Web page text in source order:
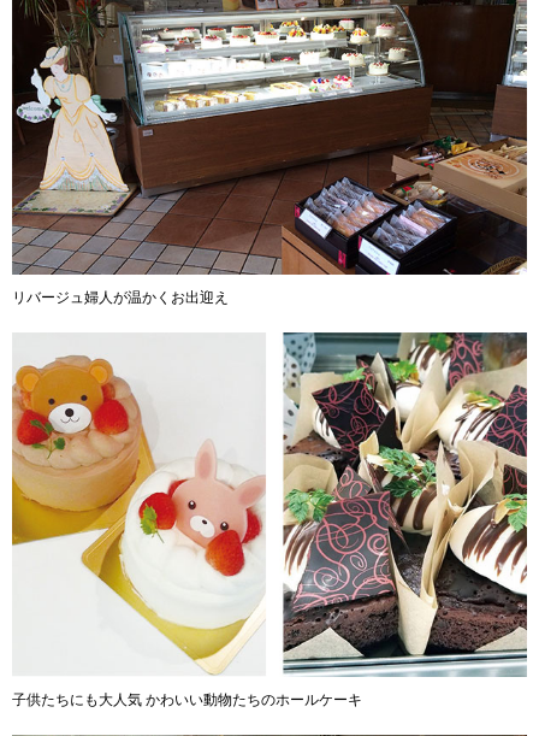
リバージュ婦人が温かくお出迎え
子供たちにも大人気 かわいい動物たちのホールケーキ